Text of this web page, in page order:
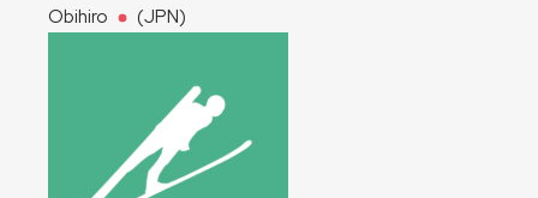
Obihiro
(JPN)